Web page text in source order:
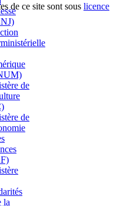
de ce site sont sous licence